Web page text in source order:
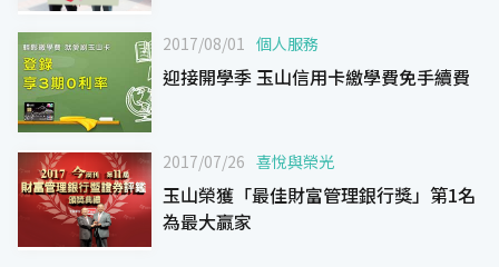
2017/08/01 個人服務
迎接開學季 玉山信用卡繳學費免手續費
2017/07/26 喜悅與榮光
玉山榮獲「最佳財富管理銀行獎」第1名
為最大贏家